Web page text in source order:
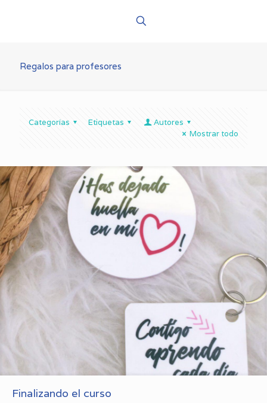
Regalos para profesores
Categorías Etiquetas
Autores
Mostrar todo
Finalizando el curso